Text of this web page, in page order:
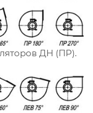
ДН (ПР).